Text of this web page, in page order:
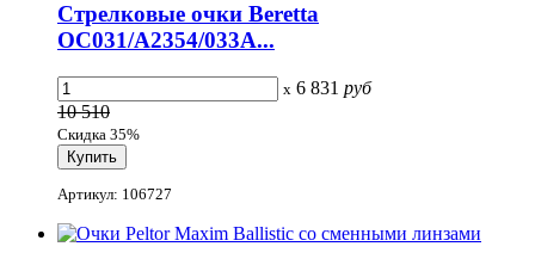
Стрелковые очки Beretta
OC031/A2354/033A...
x 6 831 руб
10 510
Скидка 35%
Артикул: 106727